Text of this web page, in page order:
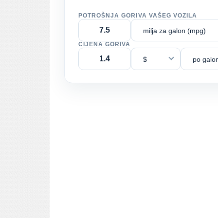
POTROŠNJA GORIVA VAŠEG VOZILA
milja za galon (mpg)
CIJENA GORIVA
$ po